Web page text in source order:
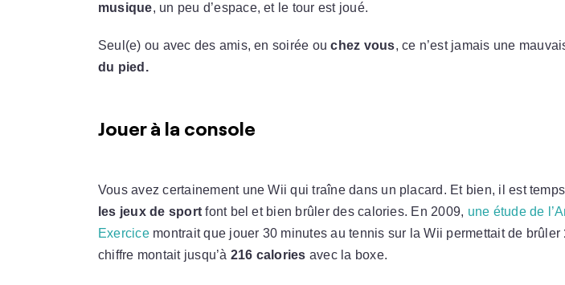
musique, un peu d’espace, et le tour est joué.
Seul(e) ou avec des amis, en soirée ouchez vous, ce n’est jamais une
du pied.
Jouer à la console
Vous avez certainement une Wii qui traîne dans un placard. Et bien, il est
les jeux de sport font bel et bien brûler des calories. En 2009, une étude de
Exercicemontrait que jouer 30 minutes au tennis sur la Wii permettait de brûler
chiffre montait jusqu’à 216 calories avec la boxe.